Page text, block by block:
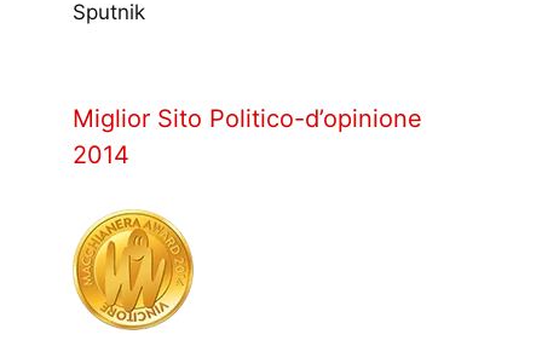
Sputnik
Miglior Sito Politico-d’opinione
2014